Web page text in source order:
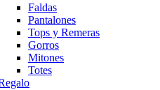
Faldas
Pantalones
Tops y Remeras
Gorros
Mitones
Totes